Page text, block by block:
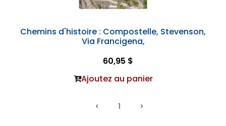
Chemins d'histoire : Compostelle, Stevenson,
Via Francigena,
60,95 $
Ajoutez au panier
1